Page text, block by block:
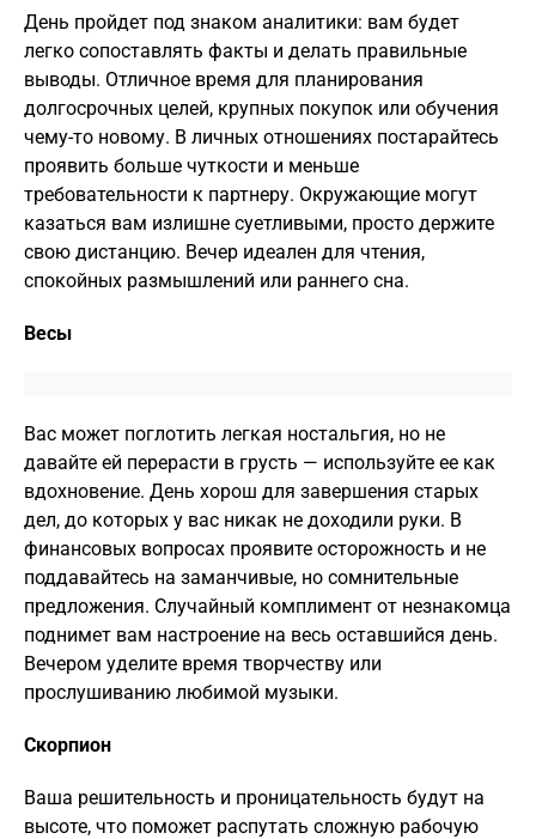
День пройдет под знаком аналитики: вам будет
легко сопоставлять факты и делать правильные
выводы. Отличное время для планирования
долгосрочных целей, крупных покупок или обучения
чему-то новому. В личных отношениях постарайтесь
проявить больше чуткости и меньше
требовательности к партнеру. Окружающие могут
казаться вам излишне суетливыми, просто держите
свою дистанцию. Вечер идеален для чтения,
спокойных размышлений или раннего сна.
Весы
Вас может поглотить легкая ностальгия, но не
давайте ей перерасти в грусть — используйте ее как
вдохновение. День хорош для завершения старых
дел, до которых у вас никак не доходили руки. В
финансовых вопросах проявите осторожность и не
поддавайтесь на заманчивые, но сомнительные
предложения. Случайный комплимент от незнакомца
поднимет вам настроение на весь оставшийся день.
Вечером уделите время творчеству или
прослушиванию любимой музыки.
Скорпион
Ваша решительность и проницательность будут на
высоте, что поможет распутать сложную рабочую